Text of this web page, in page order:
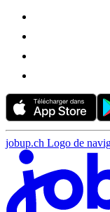
jobup.ch Logo de